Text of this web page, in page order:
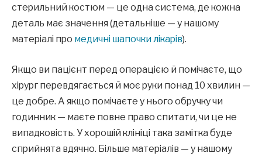
стерильний костюм — це одна система, де кожна
деталь має значення (детальніше — у нашому
матеріалі про медичні шапочки лікарів).
Якщо ви пацієнт перед операцією й помічаєте, що
хірург перевдягається й моє руки понад 10 хвилин —
це добре. А якщо помічаєте у нього обручку чи
годинник — маєте повне право спитати, чи це не
випадковість. У хорошій клініці така замітка буде
сприйнята вдячно. Більше матеріалів — у нашому